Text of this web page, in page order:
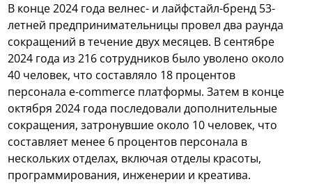
В конце 2024 года велнес- и лайфстайл-бренд 53-
летней предпринимательницы провел два раунда
сокращений в течение двух месяцев. В сентябре
2024 года из 216 сотрудников было уволено около
40 человек, что составляло 18 процентов
персонала e-commerce платформы. Затем в конце
октября 2024 года последовали дополнительные
сокращения, затронувшие около 10 человек, что
составляет менее 6 процентов персонала в
нескольких отделах, включая отделы красоты,
программирования, инженерии и креатива.